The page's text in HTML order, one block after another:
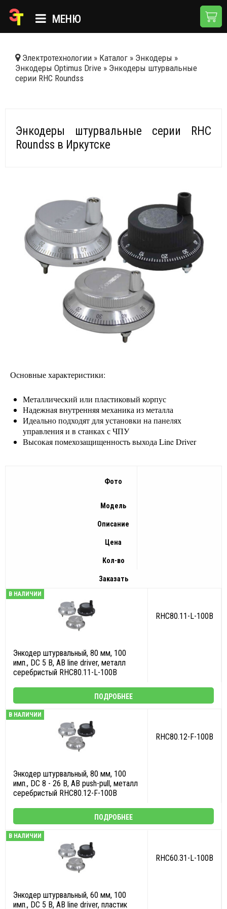
МЕНЮ
КАТАЛОГ
НОВОСТИ
ДОСТАВКА И ОПЛАТА
Электротехнологии » Каталог » Энкодеры »
Энкодеры Optimus Drive » Энкодеры штурвальные
серии RHC Roundss
Энкодеры штурвальные серии RHC
Roundss в Иркутске
Основные характеристики:
Металлический или пластиковый корпус
Надежная внутренняя механика из металла
Идеально подходят для установки на панелях
управления и в станках с ЧПУ
Высокая помехозащищенность выхода Line Driver
Фото
Модель
Описание
Цена
Кол-во
Заказать
В НАЛИЧИИ
RHC80.11-L-100B
Энкодер штурвальный, 80 мм, 100
имп., DC 5 В, AB line driver, металл
серебристый RHC80.11-L-100B
ПОДРОБНЕЕ
В НАЛИЧИИ
RHC80.12-F-100B
Энкодер штурвальный, 80 мм, 100
имп., DC 8 - 26 В, AB push-pull, металл
серебристый RHC80.12-F-100B
ПОДРОБНЕЕ
В НАЛИЧИИ
RHC60.31-L-100B
Энкодер штурвальный, 60 мм, 100
имп., DC 5 В, AB line driver, пластик